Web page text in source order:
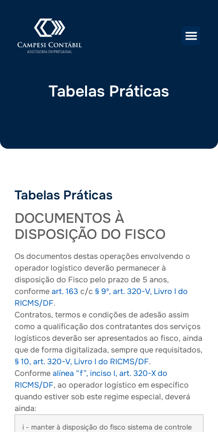
Tabelas Práticas
Tabelas Práticas
DOCUMENTOS À
DISPOSIÇÃO DO FISCO
Os documentos destas operações envolvendo o
operador logístico deverão permanecer à
disposição do Fisco pelo prazo de 5 anos,
conformeart. 163 c/c § 9º, art. 320-V, Livro I do
RICMS/DF.
Contratos, termos e condições de adesão assim
como a qualificação dos contratantes dos serviços
logísticos deverão ser apresentados ao fisco, ainda
que de forma digitalizada, sempre que requisitados,
§ 10, art. 320-V, Livro I do RICMS/DF.
Conformealínea “f”, inciso I, art. 320-X do
RICMS/DF, ao operador logístico em específico
quando estiver sob este regime especial, deverá
ainda:
i - manter à disposição do fisco sistema de controle